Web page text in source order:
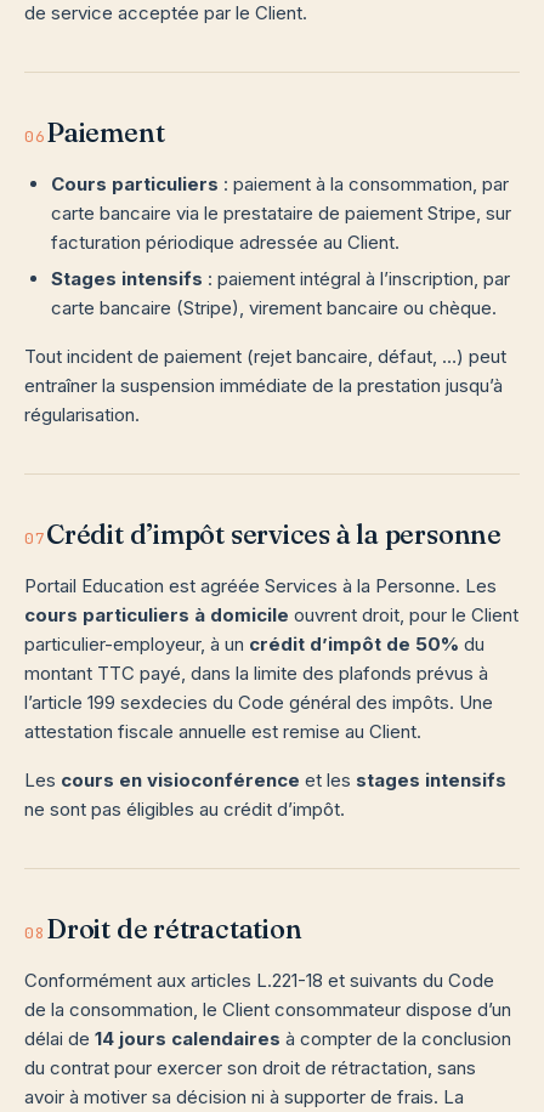
de service acceptée par le Client.
06Paiement
Cours particuliers : paiement à la consommation, par
carte bancaire via le prestataire de paiement Stripe, sur
facturation périodique adressée au Client.
Stages intensifs : paiement intégral à l’inscription, par
carte bancaire (Stripe), virement bancaire ou chèque.
Tout incident de paiement (rejet bancaire, défaut, …) peut
entraîner la suspension immédiate de la prestation jusqu’à
régularisation.
07Crédit d’impôt services à la personne
Portail Education est agréée Services à la Personne. Les
cours particuliers à domicile ouvrent droit, pour le Client
particulier-employeur, à un crédit d’impôt de 50% du
montant TTC payé, dans la limite des plafonds prévus à
l’article 199 sexdecies du Code général des impôts. Une
attestation fiscale annuelle est remise au Client.
Les cours en visioconférence et les stages intensifs
ne sont pas éligibles au crédit d’impôt.
08 Droit de rétractation
Conformément aux articles L.221-18 et suivants du Code
de la consommation, le Client consommateur dispose d’un
délai de 14 jours calendaires à compter de la conclusion
du contrat pour exercer son droit de rétractation, sans
avoir à motiver sa décision ni à supporter de frais. La